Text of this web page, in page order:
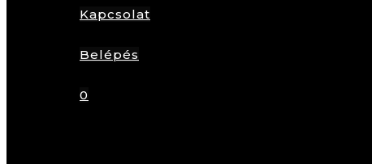
Kapcsolat
Belépés
0